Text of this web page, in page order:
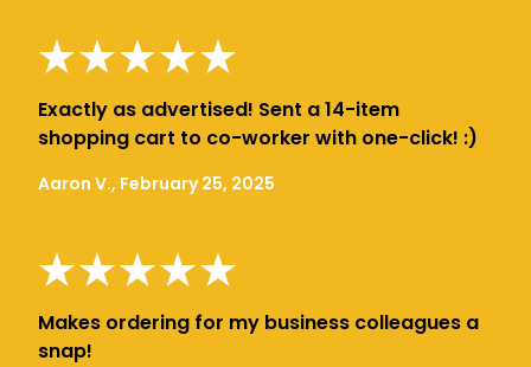
Exactly as advertised! Sent a 14-item
shopping cart to co-worker with one-click! :)
Aaron V., February 25, 2025
Makes ordering for my business colleagues a
snap!